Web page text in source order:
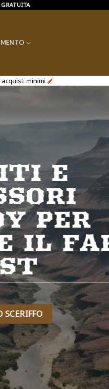
minimi